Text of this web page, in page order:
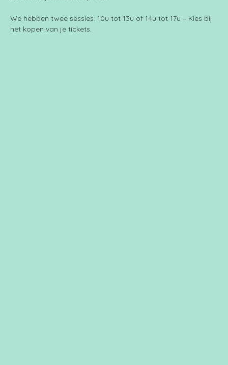
We hebben twee sessies: 10u tot 13u of 14u tot 17u – Kies bij
het kopen van je tickets.